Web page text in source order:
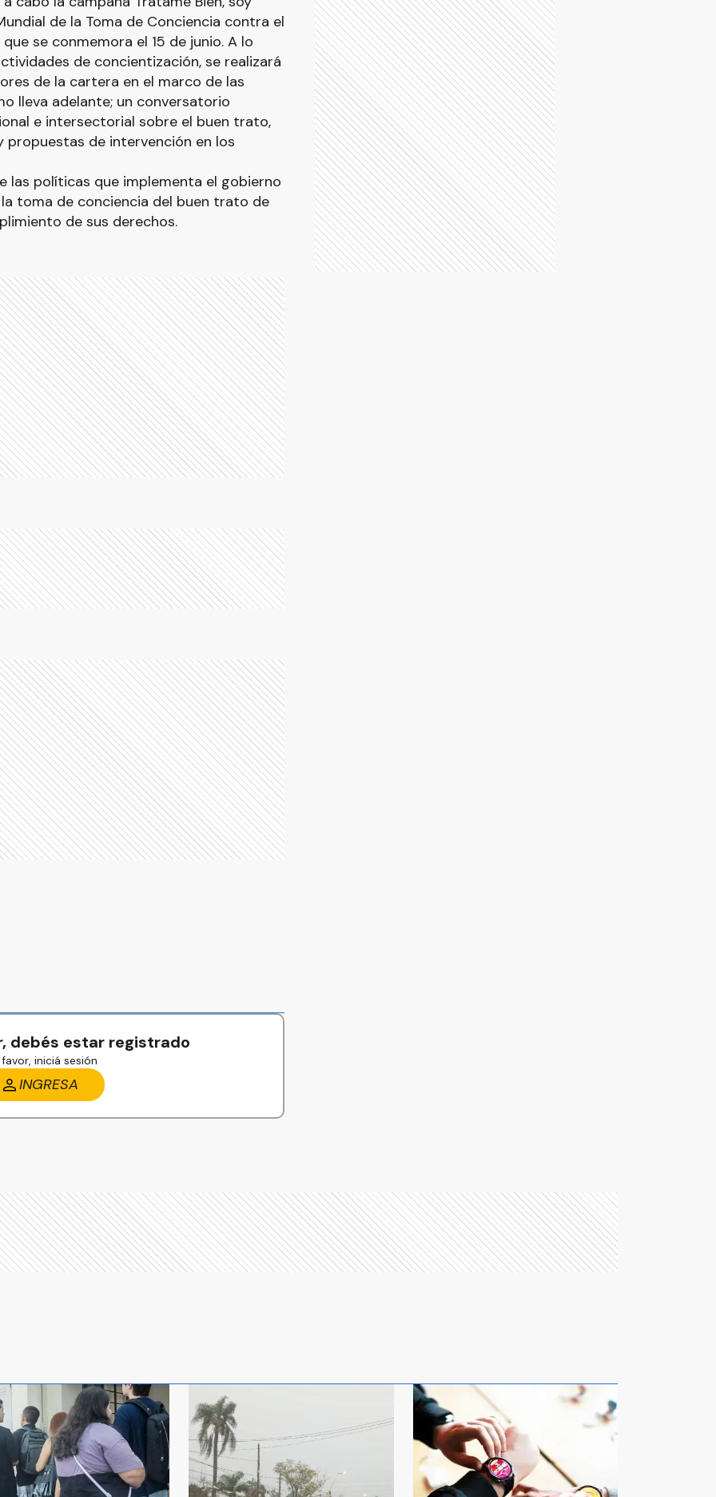
de la Toma de Conciencia contra el
se conmemora el 15 de junio. A lo
de concientización, se realizará
de la cartera en el marco de las
lleva adelante; un conversatorio
e intersectorial sobre el buen trato,
de intervención en los
las políticas que implementa el gobierno
toma de conciencia del buen trato de
de sus derechos.
debés estar registrado
iniciá sesión
INGRESA